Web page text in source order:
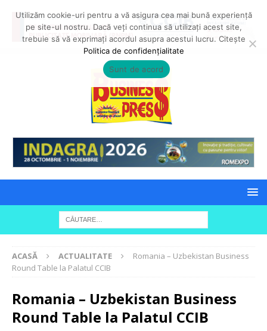
ACASĂ ACTUALITATE
Romania – Uzbekistan Business
Round Table la Palatul CCIB
Romania – Uzbekistan Business
Round Table la Palatul CCIB
Utilizăm cookie-uri pentru a vă asigura cea mai bună experiență
pe site-ul nostru. Dacă veți continua să utilizați acest site,
trebuie să vă exprimați acordul asupra acestui lucru. Citește
Politica de confidențialitate
Sunt de acord